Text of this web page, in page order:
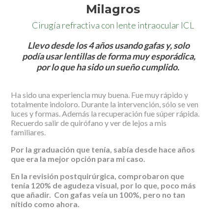
Milagros
Cirugía refractiva con lente intraocular ICL
Llevo desde los 4 años usando gafas y, solo
podía usar lentillas de forma muy esporádica,
por lo que ha sido un sueño cumplido.
Ha sido una experiencia muy buena. Fue muy rápido y
totalmente indoloro. Durante la intervención, sólo se ven
luces y formas. Además la recuperación fue súper rápida.
Recuerdo salir de quirófano y ver de lejos a mis
familiares.
Por la graduación que tenía, sabía desde hace años
que era la mejor opción para mi caso.
En la revisión postquirúrgica, comprobaron que
tenía 120% de agudeza visual, por lo que, poco más
que añadir. Con gafas veía un 100%, pero no tan
nítido como ahora.